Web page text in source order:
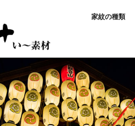
家紋の種類